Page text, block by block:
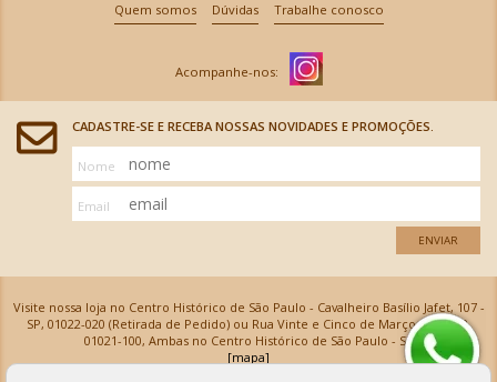
Quem somos Dúvidas Trabalhe conosco
CADASTRE-SE E RECEBA NOSSAS NOVIDADES E PROMOÇÕES.
Nome
Email
ENVIAR
Visite nossa loja no Centro Histórico de São Paulo - Cavalheiro Basílio Jafet, 107 -
SP, 01022-020 (Retirada de Pedido) ou Rua Vinte e Cinco de Março, 576 - SP,
01021-100, Ambas no Centro Histórico de São Paulo - SP
[mapa]